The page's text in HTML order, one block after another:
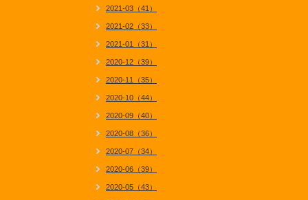
2021-03（41）
2021-02（33）
2021-01（31）
2020-12（39）
2020-11（35）
2020-10（44）
2020-09（40）
2020-08（36）
2020-07（34）
2020-06（39）
2020-05（43）